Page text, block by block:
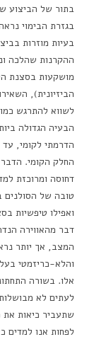
בתור של הביצוע
בגזרת הבימוי
בעיות מוזרות
ההקרנות שהלכה
מושקעות בסצנת
הביזיונית),
לשווא להתרגש
הבעיה הגדולה
הדרמתי לקומי,
החלק הקומי.
דחוסה ומרוכזת
טובה של הסולנים
ואפילו טיפשיות
דבר מהאווירה
המצב, אך יותר
והלא-כריזמטי
אלו. בשורה
לעתים לא
שתעביר כיאות את
לפחות אנו למדים